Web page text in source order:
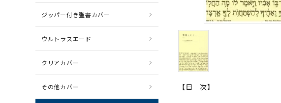
【目 次】
ジッパー付き聖書カバー
ウルトラスエード
クリアカバー
その他カバー